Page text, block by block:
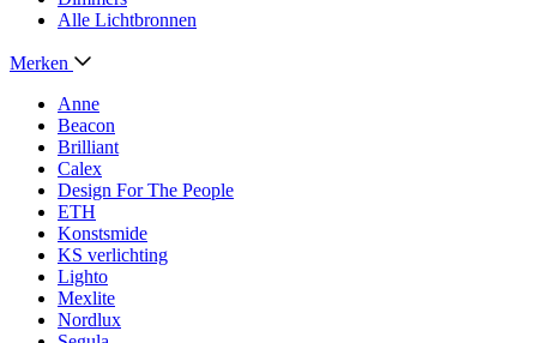
Alle Lichtbronnen
Merken
Anne
Beacon
Brilliant
Calex
Design For The People
ETH
Konstsmide
KS verlichting
Lighto
Mexlite
Nordlux